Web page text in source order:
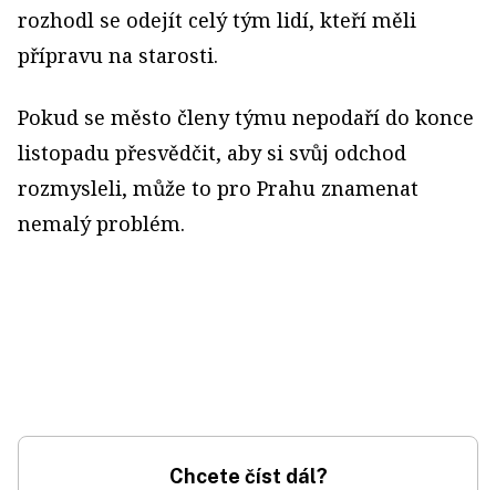
rozhodl se odejít celý tým lidí, kteří měli
přípravu na starosti.
Pokud se město členy týmu nepodaří do konce
listopadu přesvědčit, aby si svůj odchod
rozmysleli, může to pro Prahu znamenat
nemalý problém.
Chcete číst dál?